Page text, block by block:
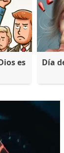
es
Día